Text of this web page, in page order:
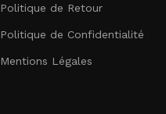
Politique de Retour
Politique de Confidentialité
Mentions Légales